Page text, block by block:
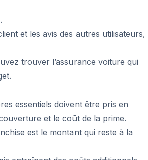
et les avis des autres utilisateurs,
trouver l’assurance voiture qui
essentiels doivent être pris en
et le coût de la prime.
est le montant qui reste à la